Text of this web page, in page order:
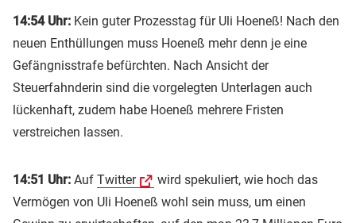
14:54 Uhr: Kein guter Prozesstag für Uli Hoeneß! Nach den
neuen Enthüllungen muss Hoeneß mehr denn je eine
Gefängnisstrafe befürchten. Nach Ansicht der
Steuerfahnderin sind die vorgelegten Unterlagen auch
lückenhaft, zudem habe Hoeneß mehrere Fristen
verstreichen lassen.
14:51 Uhr: Auf Twitter
wird spekuliert, wie hoch das
Vermögen von Uli Hoeneß wohl sein muss, um einen